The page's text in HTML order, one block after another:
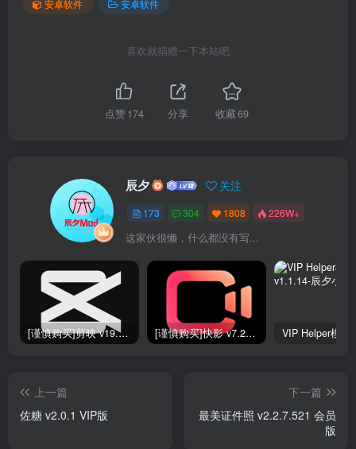
安卓软件 安卓软件
喜欢就捐赠一下本站吧
点赞174 分享 收藏69
辰夕 关注
173 304 1808 226W+
这家伙很懒，什么都没有写...
[谨慎购买]剪映 v19.0.0 SVIP版 [谨慎购买]快影 v7.2.0.702020 VIP版
上一篇
佐糖 v2.0.1 VIP版
下一篇
最美证件照 v2.2.7.521 会员
版